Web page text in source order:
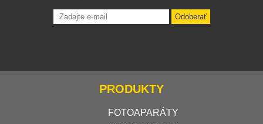
Odoberať
PRODUKTY
FOTOAPARÁTY